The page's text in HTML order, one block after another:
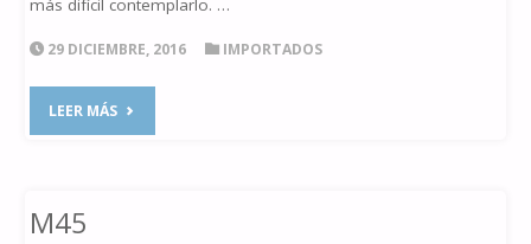
más difícil contemplarlo. …
29 DICIEMBRE, 2016 IMPORTADOS
LEER MÁS"VENUS
M45